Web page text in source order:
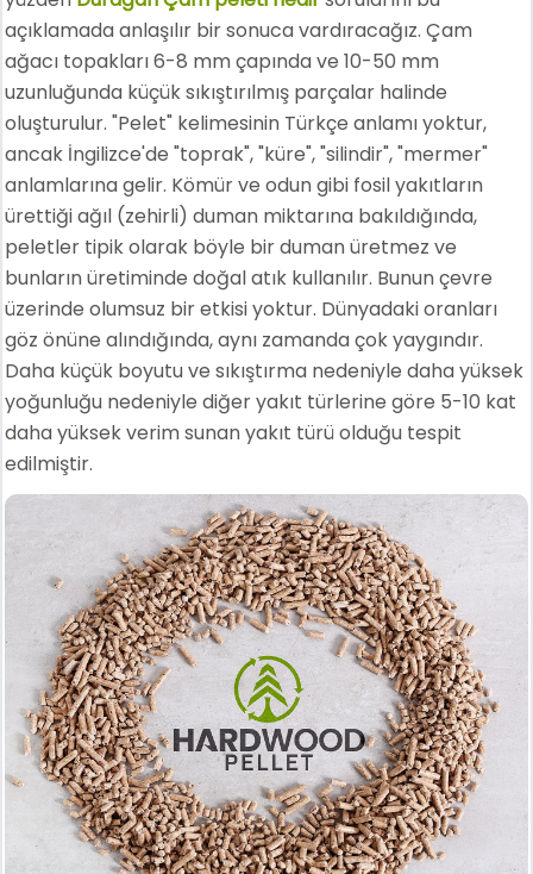
açıklamada anlaşılır bir sonuca vardıracağız. Çam
ağacı topakları 6-8 mm çapında ve 10-50 mm
uzunluğunda küçük sıkıştırılmış parçalar halinde
oluşturulur. "Pelet" kelimesinin Türkçe anlamı yoktur,
ancak İngilizce'de "toprak", "küre", "silindir", "mermer"
anlamlarına gelir. Kömür ve odun gibi fosil yakıtların
ürettiği ağıl (zehirli) duman miktarına bakıldığında,
peletler tipik olarak böyle bir duman üretmez ve
bunların üretiminde doğal atık kullanılır. Bunun çevre
üzerinde olumsuz bir etkisi yoktur. Dünyadaki oranları
göz önüne alındığında, aynı zamanda çok yaygındır.
Daha küçük boyutu ve sıkıştırma nedeniyle daha yüksek
yoğunluğu nedeniyle diğer yakıt türlerine göre 5-10 kat
daha yüksek verim sunan yakıt türü olduğu tespit
edilmiştir.